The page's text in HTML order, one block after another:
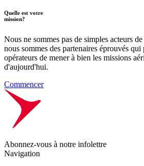
Quelle est votre
mission?
Nous ne sommes pas de simples acteurs
nous sommes des partenaires éprouvés qui
opérateurs de mener à bien les missions
d'aujourd'hui.
Commencer
Abonnez-vous à notre infolettre
Navigation